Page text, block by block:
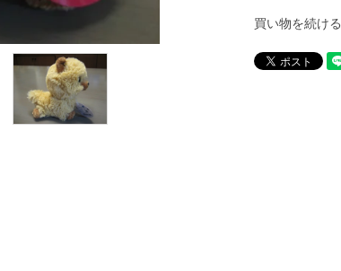
買い物を続ける